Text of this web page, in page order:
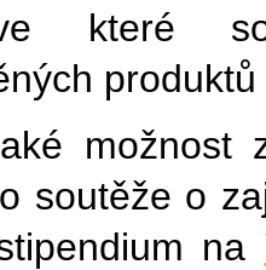
které
možnost
soutěže o
na